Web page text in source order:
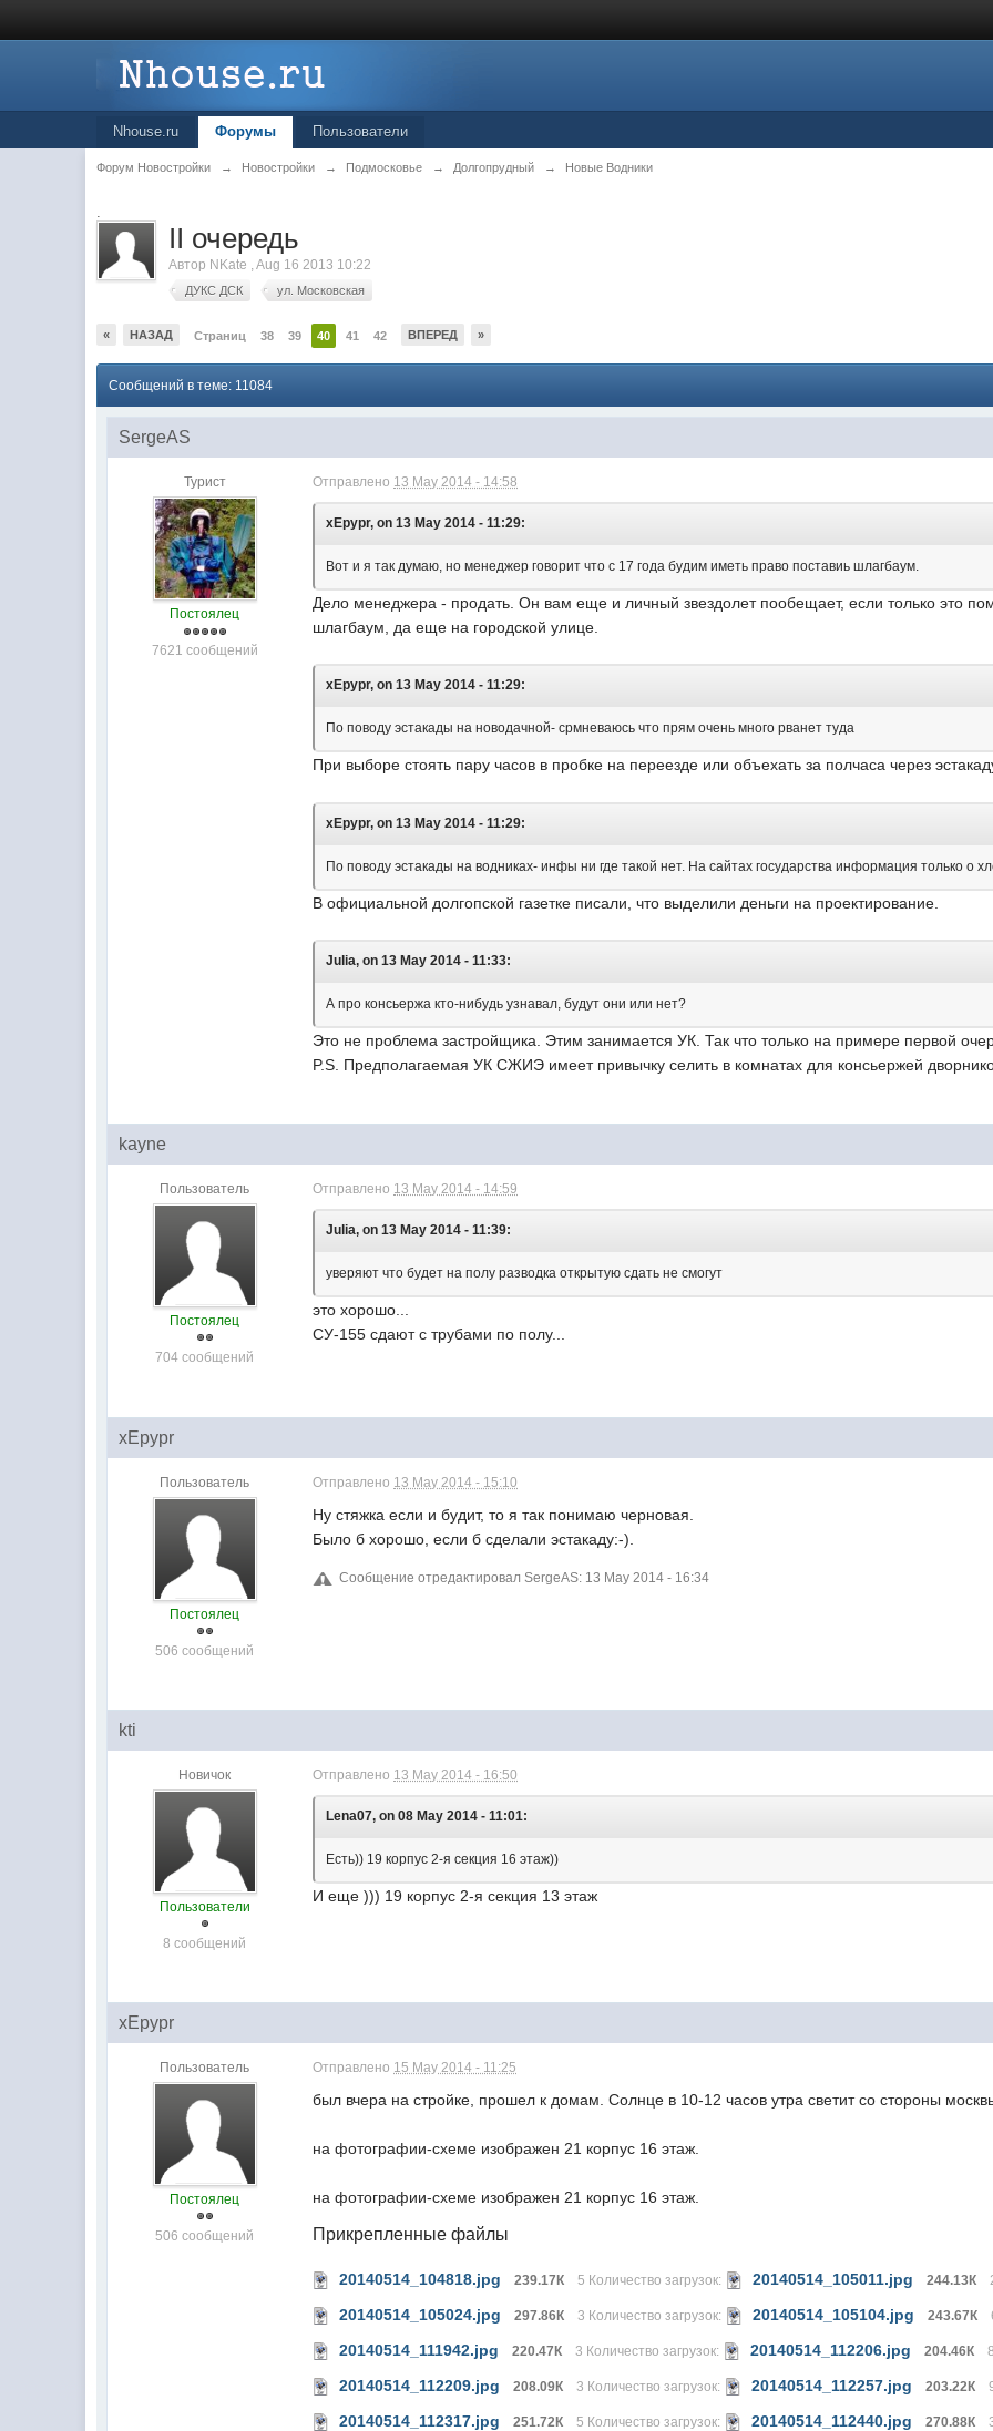
Nhouse.ru Форумы Пользователи
Форум Новостройки → Новостройки → Подмосковье → Долгопрудный → Новые Водники
.
II очередь
Автор NKate ,Aug 16 2013 10:22
ДУКС ДСК ул. Московская
« НАЗАД Страниц 38 39 40 41 42 ВПЕРЕД »
Сообщений в теме: 11084
SergeAS
Турист
Постоялец
7621 сообщений
Отправлено 13 May 2014 - 14:58
xEpypr, on 13 May 2014 - 11:29:
Вот и я так думаю, но менеджер говорит что с 17 года будим иметь право поставиь шлагбаум.
Дело менеджера - продать. Он вам еще и личный звездолет пообещает, если только это
шлагбаум, да еще на городской улице.
xEpypr, on 13 May 2014 - 11:29:
По поводу эстакады на новодачной- срмневаюсь что прям очень много рванет туда
При выборе стоять пару часов в пробке на переезде или объехать за полчаса через
xEpypr, on 13 May 2014 - 11:29:
По поводу эстакады на водниках- инфы ни где такой нет. На сайтах государства информация только о
В официальной долгопской газетке писали, что выделили деньги на проектирование.
Juliа, on 13 May 2014 - 11:33:
А про консьержа кто-нибудь узнавал, будут они или нет?
Это не проблема застройщика. Этим занимается УК. Так что только на примере первой
P.S. Предполагаемая УК СЖИЭ имеет привычку селить в комнатах для консьержей
kayne
Пользователь
Постоялец
704 сообщений
Отправлено 13 May 2014 - 14:59
Juliа, on 13 May 2014 - 11:39:
уверяют что будет на полу разводка открытую сдать не смогут
это хорошо...
СУ-155 сдают с трубами по полу...
xEpypr
Пользователь
Постоялец
506 сообщений
Отправлено 13 May 2014 - 15:10
Ну стяжка если и будит, то я так понимаю черновая.
Было б хорошо, если б сделали эстакаду:-).
Сообщение отредактировал SergeAS: 13 May 2014 - 16:34
kti
Новичок
Пользователи
8 сообщений
Отправлено 13 May 2014 - 16:50
Lena07, on 08 May 2014 - 11:01:
Есть)) 19 корпус 2-я секция 16 этаж))
И еще ))) 19 корпус 2-я секция 13 этаж
xEpypr
Пользователь
Постоялец
506 сообщений
Отправлено 15 May 2014 - 11:25
был вчера на стройке, прошел к домам. Солнце в 10-12 часов утра светит со стороны
на фотографии-схеме изображен 21 корпус 16 этаж.
на фотографии-схеме изображен 21 корпус 16 этаж.
Прикрепленные файлы
20140514_104818.jpg 239.17К 5 Количество загрузок: 20140514_105011.jpg 244.13К
20140514_105024.jpg 297.86К 3 Количество загрузок: 20140514_105104.jpg 243.67К
20140514_111942.jpg 220.47К 3 Количество загрузок: 20140514_112206.jpg 204.46К
20140514_112209.jpg 208.09К 3 Количество загрузок: 20140514_112257.jpg 203.22К
20140514_112317.jpg 251.72К 5 Количество загрузок: 20140514_112440.jpg 270.88К